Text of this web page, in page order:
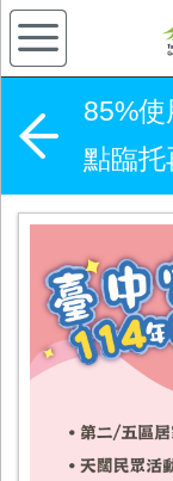
85%使
點臨托